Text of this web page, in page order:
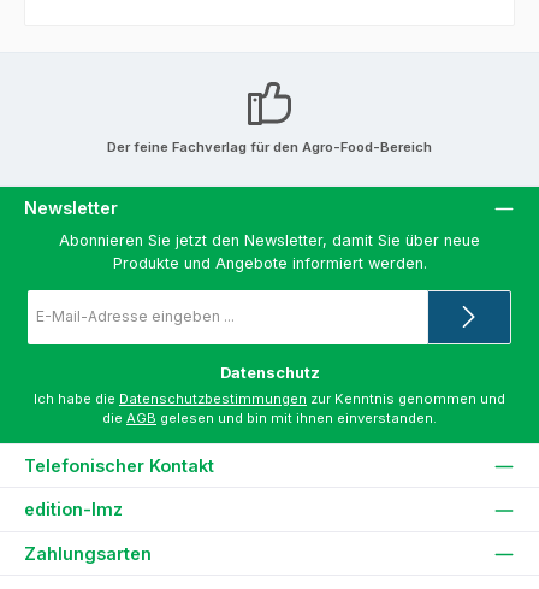
Der feine Fachverlag für den Agro-Food-Bereich
Newsletter
Abonnieren Sie jetzt den Newsletter, damit Sie über neue
Produkte und Angebote informiert werden.
Mail-
*
Datenschutz
Ich habe die Datenschutzbestimmungen zur Kenntnis genommen und
die AGB gelesen und bin mit ihnen einverstanden.
Telefonischer Kontakt
edition-lmz
Zahlungsarten